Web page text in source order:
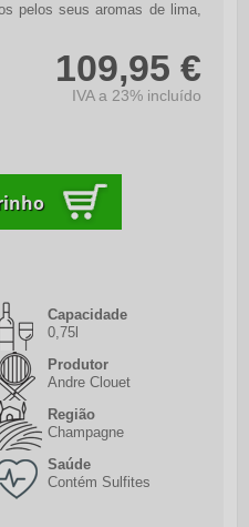
pelos seus aromas de lima,
109,95 €
IVA a 23% incluído
Capacidade
0,75l
Produtor
Andre Clouet
Região
Champagne
Saúde
Contém Sulfites